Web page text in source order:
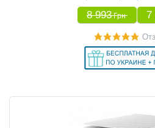
8 993 Грн 7